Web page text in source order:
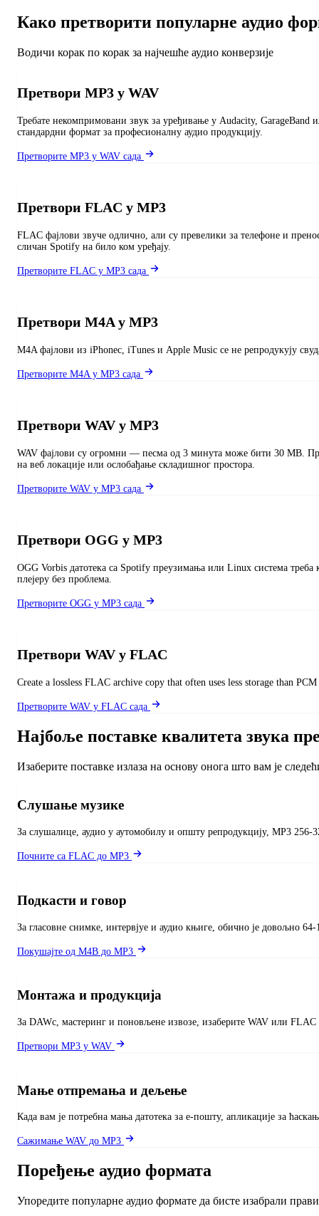
Како претворити популарне аудио
Водичи корак по корак за најчешће аудио конверзије
Претвори MP3 у WAV
Требате некомпримовани звук за уређивање у Audacity, GarageBand
стандардни формат за професионалну аудио продукцију.
Претворите MP3 у WAV сада
Претвори FLAC у MP3
FLAC фајлови звуче одлично, али су превелики за телефоне и
сличан Spotify на било ком уређају.
Претворите FLAC у MP3 сада
Претвори M4A у MP3
M4A фајлови из iPhoneс, iTunes и Apple Music се не репродукују
Претворите M4A у MP3 сада
Претвори WAV у MP3
WAV фајлови су огромни — песма од 3 минута може бити 30 MB.
на веб локације или ослобађање складишног простора.
Претворите WAV у MP3 сада
Претвори OGG у MP3
OGG Vorbis датотека са Spotify преузимања или Linux система
плејеру без проблема.
Претворите OGG у MP3 сада
Претвори WAV у FLAC
Create a lossless FLAC archive copy that often uses less storage than
Претворите WAV у FLAC сада
Најбоље поставке квалитета звука
Изаберите поставке излаза на основу онога што вам је
Слушање музике
За слушалице, аудио у аутомобилу и општу репродукцију, MP3 256-
Почните са FLAC до MP3
Подкасти и говор
За гласовне снимке, интервјуе и аудио књиге, обично је довољно
Покушајте од M4B до MP3
Монтажа и продукција
За DAWс, мастеринг и поновљене извозе, изаберите WAV или FLAC
Претвори MP3 у WAV
Мање отпремања и дељење
Када вам је потребна мања датотека за е-пошту, апликације за
Сажимање WAV до MP3
Поређење аудио формата
Упоредите популарне аудио формате да бисте изабрали прави